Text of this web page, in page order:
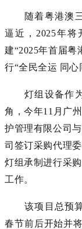
随着粤港澳
逼近，2025年
建“2025年首届粤
行“全民全运 同心
灯组设备作
角，今年11月广
护管理有限公司
司签订采购代理
灯组承制进行采
工作。
该项目总预
春节前后开始并